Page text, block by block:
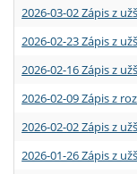
2026-03-02 Zápis z
2026-02-23 Zápis z
2026-02-16 Zápis z
2026-02-09 Zápis z
2026-02-02 Zápis z
2026-01-26 Zápis z